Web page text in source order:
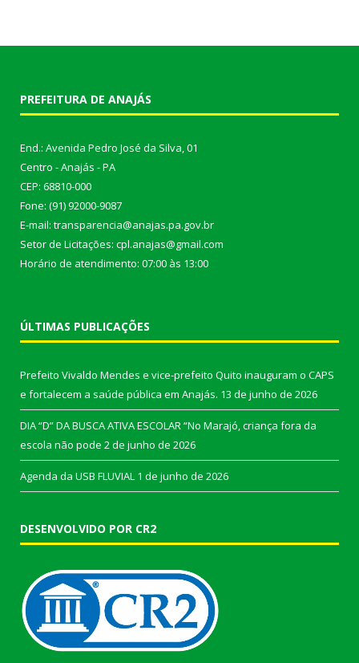
PREFEITURA DE ANAJÁS
End.: Avenida Pedro José da Silva, 01
Centro - Anajás - PA
CEP: 68810-000
Fone: (91) 92000-9087
E-mail: transparencia@anajas.pa.gov.br
Setor de Licitações: cpl.anajas@gmail.com
Horário de atendimento: 07:00 às 13:00
ÚLTIMAS PUBLICAÇÕES
Prefeito Vivaldo Mendes e vice-prefeito Quito inauguram o CAPS
e fortalecem a saúde pública em Anajás. 13 de junho de 2026
DIA “D” DA BUSCA ATIVA ESCOLAR “No Marajó, criança fora da
escola não pode 2 de junho de 2026
Agenda da USB FLUVIAL 1 de junho de 2026
DESENVOLVIDO POR CR2